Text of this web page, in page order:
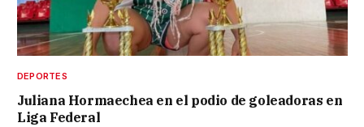
DEPORTES
Juliana Hormaechea en el podio de goleadoras en
Liga Federal